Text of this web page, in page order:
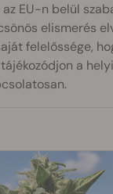
EU-n belül
elismerés
felelőssége,
a